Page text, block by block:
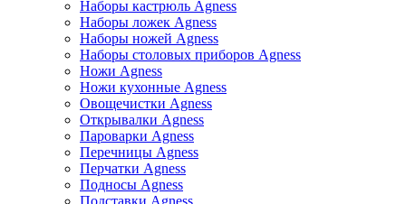
Наборы кастрюль Agness
Наборы ложек Agness
Наборы ножей Agness
Наборы столовых приборов Agness
Ножи Agness
Ножи кухонные Agness
Овощечистки Agness
Открывалки Agness
Пароварки Agness
Перечницы Agness
Перчатки Agness
Подносы Agness
Подставки Agness